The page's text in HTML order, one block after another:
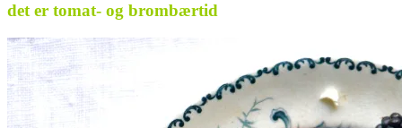
det er tomat- og brombærtid